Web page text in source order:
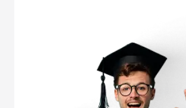
принимаются
всей России.